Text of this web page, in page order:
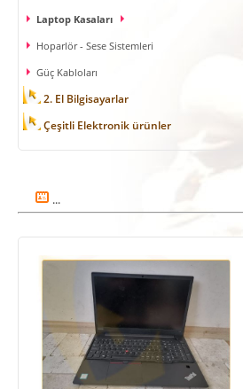
Laptop Kasaları
Hoparlör - Sese Sistemleri
Güç Kabloları
2. El Bilgisayarlar
Çeşitli Elektronik ürünler
...